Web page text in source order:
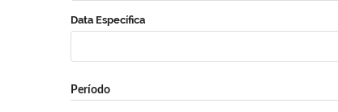
Data Específica
Período